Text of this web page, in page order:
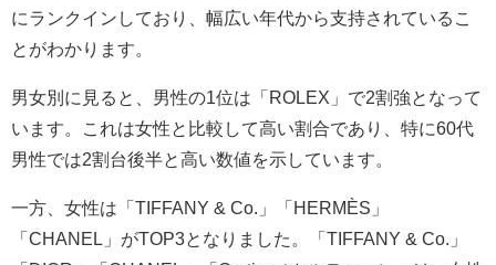
にランクインしており、幅広い年代から支持されているこ
とがわかります。
男女別に見ると、男性の1位は「ROLEX」で2割強となって
います。これは女性と比較して高い割合であり、特に60代
男性では2割台後半と高い数値を示しています。
一方、女性は「TIFFANY & Co.」「HERMÈS」
「CHANEL」がTOP3となりました。「TIFFANY & Co.」